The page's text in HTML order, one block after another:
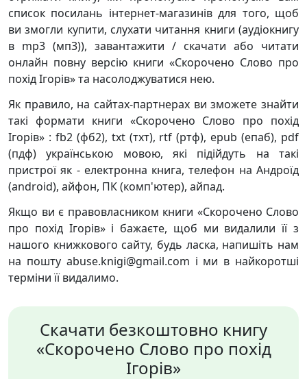
список посилань інтернет-магазинів для того, щоб
ви змогли купити, слухати читання книги (аудіокнигу
в mp3 (мп3)), завантажити / скачати або читати
онлайн повну версію книги «Скорочено Слово про
похід Ігорів» та насолоджуватися нею.
Як правило, на сайтах-партнерах ви зможете знайти
такі формати книги «Скорочено Слово про похід
Ігорів» : fb2 (фб2), txt (тхт), rtf (ртф), epub (епаб), pdf
(пдф) українською мовою, які підійдуть на такі
пристрої як - електронна книга, телефон на Андроїд
(android), айфон, ПК (комп'ютер), айпад.
Якщо ви є правовласником книги «Скорочено Слово
про похід Ігорів» і бажаєте, щоб ми видалили її з
нашого книжкового сайту, будь ласка, напишіть нам
на пошту abuse.knigi@gmail.com і ми в найкоротші
терміни її видалимо.
Скачати безкоштовно книгу
«Скорочено Слово про похід
Ігорів»